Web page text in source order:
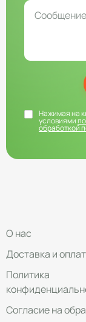
Нажимая на
условиями
обработкой
О нас
Доставка и
Политика
Согласие на